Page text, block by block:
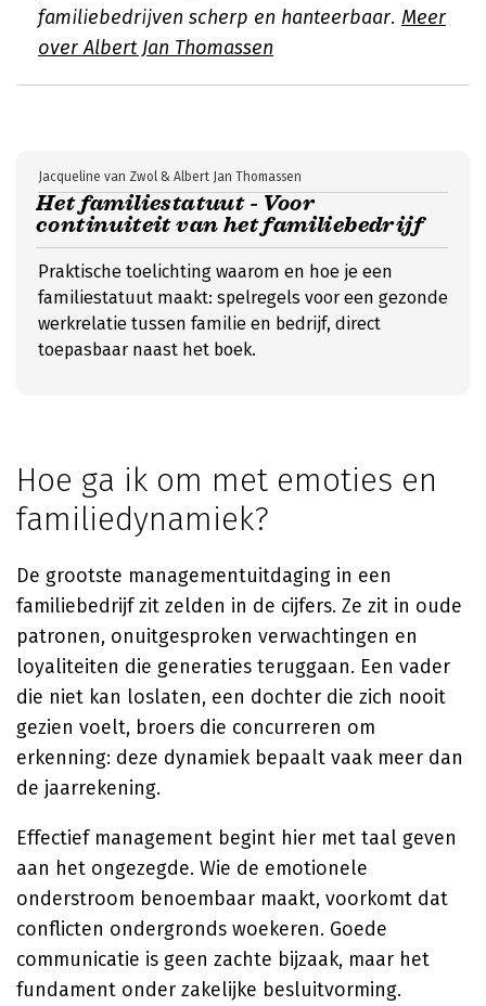
familiebedrijven scherp en hanteerbaar. Meer
over Albert Jan Thomassen
Het familiestatuut - Voor
continuiteit van het familiebedrijf
Jacqueline van Zwol & Albert Jan Thomassen
Praktische toelichting waarom en hoe je een
familiestatuut maakt: spelregels voor een gezonde
werkrelatie tussen familie en bedrijf, direct
toepasbaar naast het boek.
Hoe ga ik om met emoties en
familiedynamiek?
De grootste managementuitdaging in een
familiebedrijf zit zelden in de cijfers. Ze zit in oude
patronen, onuitgesproken verwachtingen en
loyaliteiten die generaties teruggaan. Een vader
die niet kan loslaten, een dochter die zich nooit
gezien voelt, broers die concurreren om
erkenning: deze dynamiek bepaalt vaak meer dan
de jaarrekening.
Effectief management begint hier met taal geven
aan het ongezegde. Wie de emotionele
onderstroom benoembaar maakt, voorkomt dat
conflicten ondergronds woekeren. Goede
communicatie is geen zachte bijzaak, maar het
fundament onder zakelijke besluitvorming.